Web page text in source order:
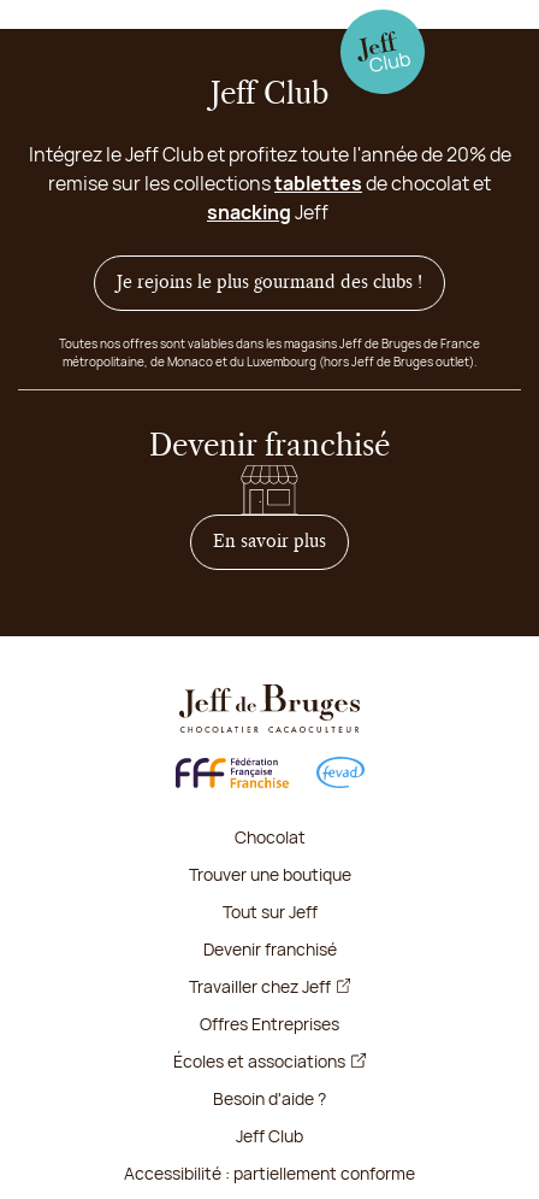
Jeff Club
Intégrez le Jeff Club et profitez toute l'année de 20% de
remise sur les collectionstablettesde chocolat et
snackingJeff
Je rejoins le plus gourmand des clubs !
Toutes nos offres sont valables dans les magasins Jeff de Bruges de France
métropolitaine, de Monaco et du Luxembourg (hors Jeff de Bruges outlet).
Devenir franchisé
En savoir plussur comment devenir
Chocolat
Trouver une boutique
Tout sur Jeff
Devenir franchisé
Travailler chez Jeff
Offres Entreprises
Écoles et associations
Besoin d'aide ?
Jeff Club
Accessibilité : partiellement conforme